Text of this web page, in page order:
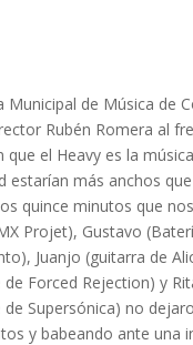
Municipal de Música de
Rubén Romera al
que el Heavy es la
estarían más anchos
quince minutos que
Projet), Gustavo
Juanjo (guitarra de
de Forced Rejection) y
de Supersónica) no
y babeando ante una